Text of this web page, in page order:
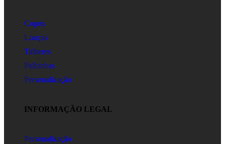
Copos
Louças
Talheres
Palhinhas
Personalização
INFORMAÇÃO LEGAL
Personalização